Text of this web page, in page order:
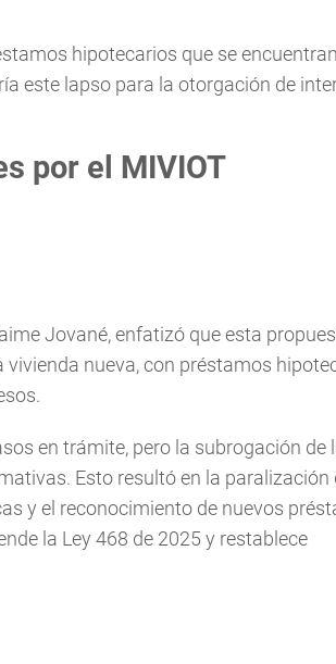
hipotecarios que se encuentran
este lapso para la otorgación de
por el MIVIOT
Jované, enfatizó que esta
nueva, con préstamos
en trámite, pero la subrogación de
Esto resultó en la paralización
y el reconocimiento de nuevos
la Ley 468 de 2025 y restablece